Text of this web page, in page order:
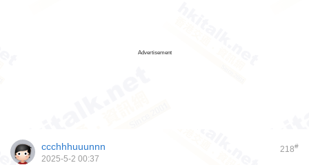
Advertisement
218#
ccchhhuuunnn
2025-5-2 00:37